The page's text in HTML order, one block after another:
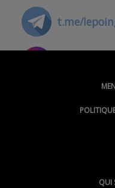
t.me/
QUI